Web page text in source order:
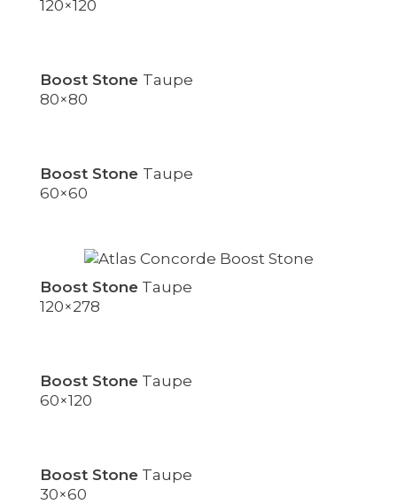
120×120
Boost Stone Taupe
80×80
Boost Stone Taupe
60×60
Boost Stone Taupe
120×278
Boost Stone Taupe
60×120
Boost Stone Taupe
30×60